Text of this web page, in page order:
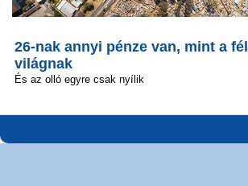
26-nak annyi pénze van, mint a fél
világnak
És az olló egyre csak nyílik